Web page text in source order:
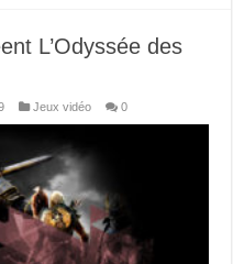
L’Odyssée des
Jeux vidéo 0